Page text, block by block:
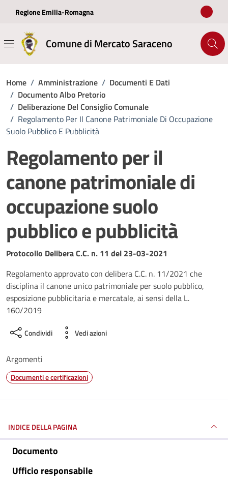
Regione Emilia-Romagna
Comune di Mercato Saraceno
Home / Amministrazione / Documenti E Dati
/ Documento Albo Pretorio
/ Deliberazione Del Consiglio Comunale
/ Regolamento Per Il Canone Patrimoniale Di Occupazione
Suolo Pubblico E Pubblicità
Regolamento per il
canone patrimoniale di
occupazione suolo
pubblico e pubblicità
Dettagli del documento
Protocollo Delibera C.C. n. 11 del 23-03-2021
Regolamento approvato con delibera C.C. n. 11/2021 che
disciplina il canone unico patrimoniale per suolo pubblico,
esposizione pubblicitaria e mercatale, ai sensi della L.
160/2019
Condividi Vedi azioni
Argomenti
Documenti e certificazioni
INDICE DELLA PAGINA
Documento
Ufficio responsabile